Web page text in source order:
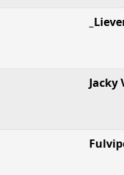
Jacky